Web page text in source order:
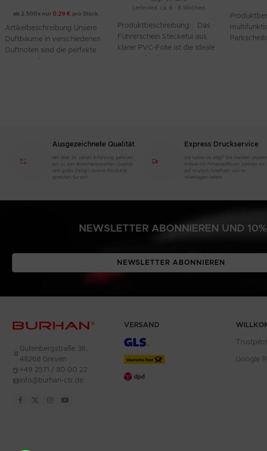
ab 2.500x nur 0,29 € pro Stück.
Artikelbeschreibung Unsere
Duftbäume in verschiedenen
Duftnoten sind die perfekte
Lieferzeit: ca. 6 - 8 Wochen
Produktbeschreibung: Das
Führerschein Stecketui aus
klarer PVC-Folie ist die ideale
Ausgezeichnete Qualität
Mit über 25 Jahren Erfahrung gehören
wir zu den Branchenexperten. Qualität
und gutes Design unserer Produkte
sprechen für sich
Express Druckservice
Sie haben es eilig? Die meisten unserer
Artikel mit Firmenaufdruck können wir
auf Wunsch innerhalb von 14
Werktagen liefern
NEWSLETTER ABONNIEREN UND
NEWSLETTER ABONNIEREN
Gutenbergstraße 36,
48268 Greven
+49 2571 / 80 00 22
info@burhan-ctr.de
VERSAND
Trustpilot
Google